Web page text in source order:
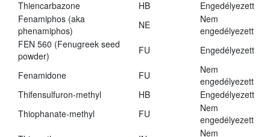
Thiencarbazone
HB
Engedélyezett
Fenamiphos (aka
phenamiphos)
NE
Nem
engedélyezett
FEN 560 (Fenugreek seed
powder)
FU Engedélyezett
Fenamidone FU
Nem
engedélyezett
Thifensulfuron-methyl
HB
Engedélyezett
Thiophanate-methyl
FU
Nem
engedélyezett
Nem